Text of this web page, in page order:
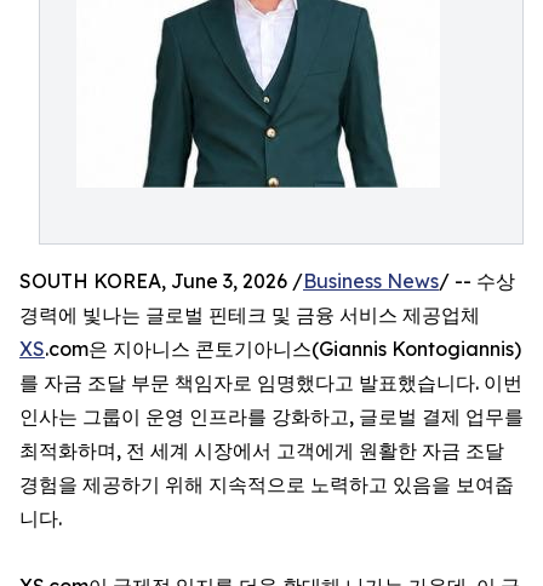
SOUTH KOREA, June 3, 2026 /Business News/ -- 수상
경력에 빛나는 글로벌 핀테크 및 금융 서비스 제공업체
XS.com은 지아니스 콘토기아니스(Giannis Kontogiannis)
를 자금 조달 부문 책임자로 임명했다고 발표했습니다. 이번
인사는 그룹이 운영 인프라를 강화하고, 글로벌 결제 업무를
최적화하며, 전 세계 시장에서 고객에게 원활한 자금 조달
경험을 제공하기 위해 지속적으로 노력하고 있음을 보여줍
니다.